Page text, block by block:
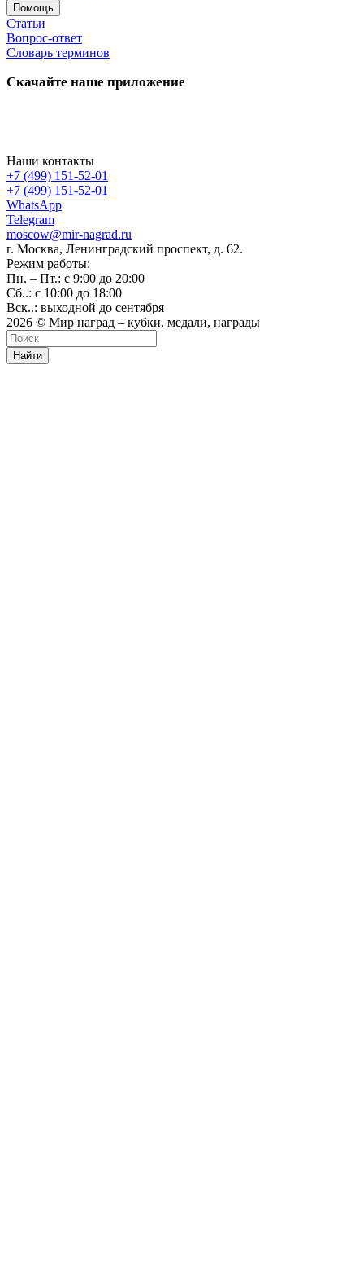
Помощь
Статьи
Вопрос-ответ
Словарь терминов
Скачайте наше приложение
Наши контакты
+7 (499) 151-52-01
+7 (499) 151-52-01
WhatsApp
Telegram
moscow@mir-nagrad.ru
г. Москва, Ленинградский проспект, д. 62.
Режим работы:
Пн. – Пт.: с 9:00 до 20:00
Сб..: с 10:00 до 18:00
Вск..: выходной до сентября
2026 © Мир наград – кубки, медали, награды
Найти